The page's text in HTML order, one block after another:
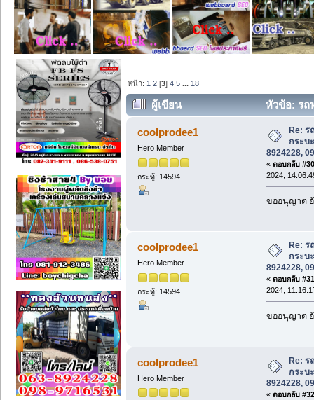
หน้า: 1 2 [3]4 5 ... 18
ผู้เขียน
หัวข้อ: รถ
063-8924228, 098-9716531(คุณแสบ)
coolprodee1
Hero Member
กระทู้: 14594
Re: ร
กระบ
8924228,
« ตอบกลับ
2024,
ขออนุญาต
coolprodee1
Hero Member
กระทู้: 14594
Re: ร
กระบ
8924228,
« ตอบกลับ
2024,
ขออนุญาต
coolprodee1
Hero Member
Re: ร
กระบ
8924228,
« ตอบกลับ